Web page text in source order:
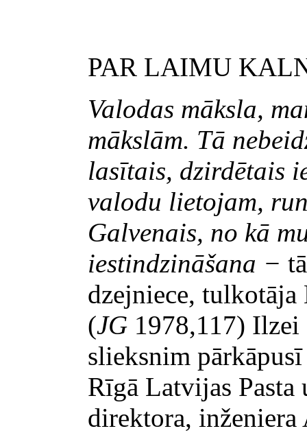
PAR LAIMU
Valodas māksla,
mākslām. Tā
lasītais, dzirdētais
valodu lietojam,
Galvenais, no kā
iestindzināšana −
dzejniece,
(JG 1978,117) Ilzei
slieksnim
Rīgā Latvijas Pasta
direktora, inženiera